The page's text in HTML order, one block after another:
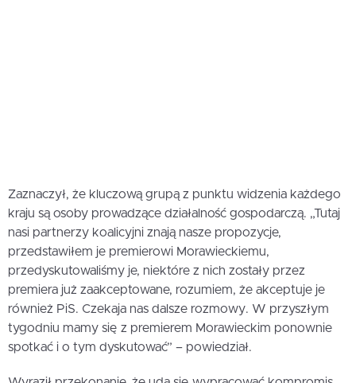
Zaznaczył, że kluczową grupą z punktu widzenia każdego
kraju są osoby prowadzące działalność gospodarczą. „Tutaj
nasi partnerzy koalicyjni znają nasze propozycje,
przedstawiłem je premierowi Morawieckiemu,
przedyskutowaliśmy je, niektóre z nich zostały przez
premiera już zaakceptowane, rozumiem, że akceptuje je
również PiS. Czekaja nas dalsze rozmowy. W przyszłym
tygodniu mamy się z premierem Morawieckim ponownie
spotkać i o tym dyskutować” – powiedział.